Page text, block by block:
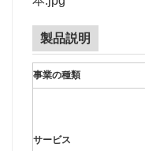
製品説明
事業の種類
サービス